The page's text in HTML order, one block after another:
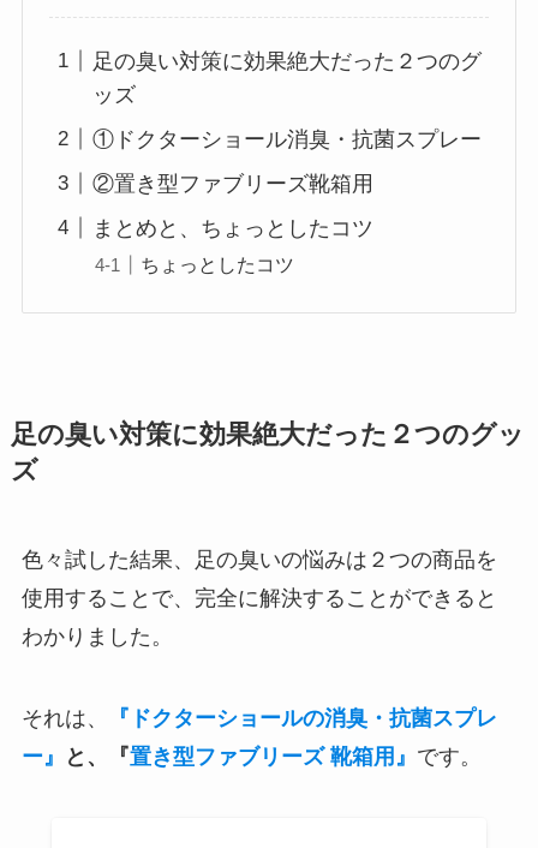
足の臭い対策に効果絶大だった２つのグ
ッズ
①ドクターショール消臭・抗菌スプレー
②置き型ファブリーズ靴箱用
まとめと、ちょっとしたコツ
ちょっとしたコツ
足の臭い対策に効果絶大だった２つのグッ
ズ
色々試した結果、足の臭いの悩みは２つの商品を
使用することで、完全に解決することができると
わかりました。
それは、
『ドクターショールの消臭・抗菌スプレ
ー』
と、『置き型ファブリーズ 靴箱用』 です。